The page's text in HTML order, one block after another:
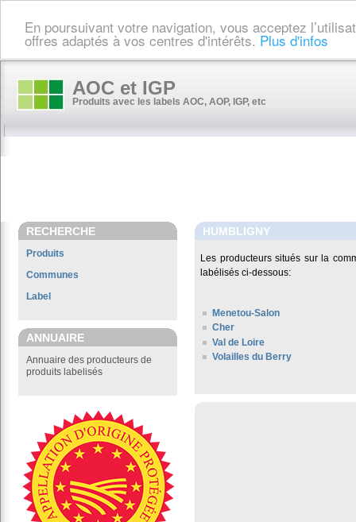
En poursuivant votre navigation, vous acceptez
offres adaptés à vos centres d'intérêts. Plus d'infos
AOC et IGP
Produits avec les labels AOC, AOP, IGP, etc
RECHERCHE
Produits
Communes
Label
ANNUAIRE
Annuaire des producteurs de
produits labelisés
HUMBLIGNY
Les producteurs situés sur la
labélisés ci-dessous:
Menetou-Salon
Cher
Val de Loire
Volailles du Berry